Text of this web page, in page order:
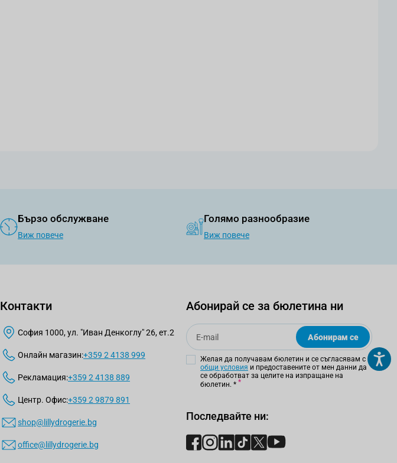
Бързо обслужване
Виж повече
Голямо разнообразие
Виж повече
Контакти
София 1000, ул. "Иван Денкоглу" 26, ет.2
Онлайн магазин:+359 2 4138 999
Рекламация:+359 2 4138 889
Центр. Офис:+359 2 9879 891
shop@lillydrogerie.bg
office@lillydrogerie.bg
Абонирай се за бюлетина ни
Email
Абонирам се
Желая да получавам бюлетин и се съгласявам с
общи условия и предоставените от мен данни да
се обработват за целите на изпращане на
бюлетин. *
Последвайте ни: